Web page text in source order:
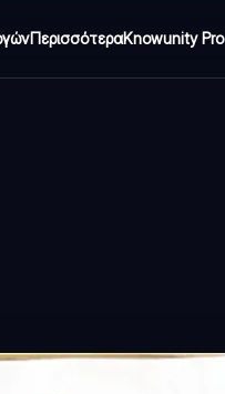
ΠερισσότεραKnowunity Pro